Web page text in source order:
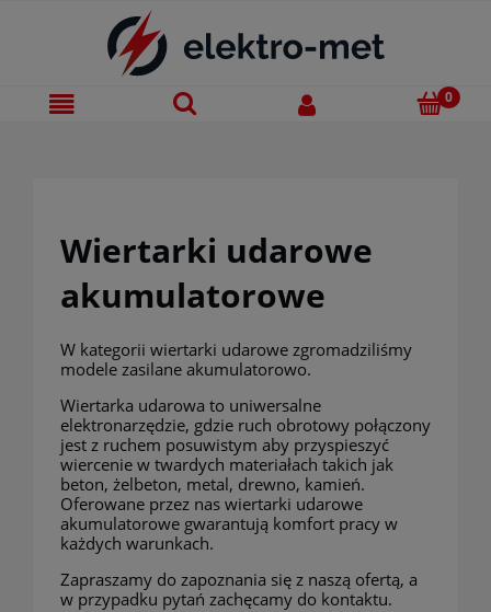
Wiertarki udarowe
akumulatorowe
W kategorii wiertarki udarowe zgromadziliśmy
modele zasilane akumulatorowo.
Wiertarka udarowa to uniwersalne
elektronarzędzie, gdzie ruch obrotowy połączony
jest z ruchem posuwistym aby przyspieszyć
wiercenie w twardych materiałach takich jak
beton, żelbeton, metal, drewno, kamień.
Oferowane przez nas wiertarki udarowe
akumulatorowe gwarantują komfort pracy w
każdych warunkach.
Zapraszamy do zapoznania się z naszą ofertą, a
w przypadku pytań zachęcamy do kontaktu.